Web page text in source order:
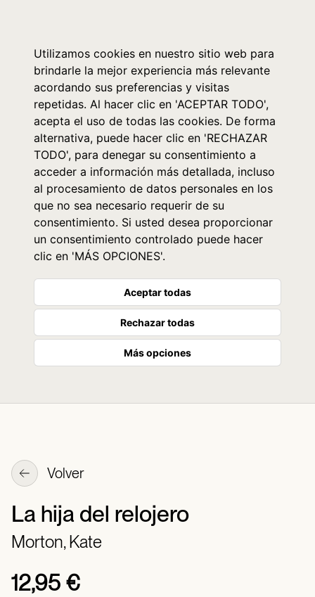
Utilizamos cookies en nuestro sitio web para
brindarle la mejor experiencia más relevante
acordando sus preferencias y visitas
repetidas. Al hacer clic en 'ACEPTAR TODO',
acepta el uso de todas las cookies. De forma
alternativa, puede hacer clic en 'RECHAZAR
TODO', para denegar su consentimiento a
acceder a información más detallada, incluso
al procesamiento de datos personales en los
que no sea necesario requerir de su
consentimiento. Si usted desea proporcionar
un consentimiento controlado puede hacer
clic en 'MÁS OPCIONES'.
Aceptar todas
Rechazar todas
Más opciones
Volver
La hija del relojero
Morton, Kate
12,95 €